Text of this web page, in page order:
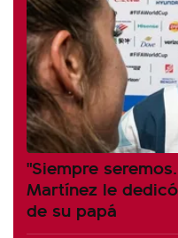
"Siempre
Martínez le
de su papá